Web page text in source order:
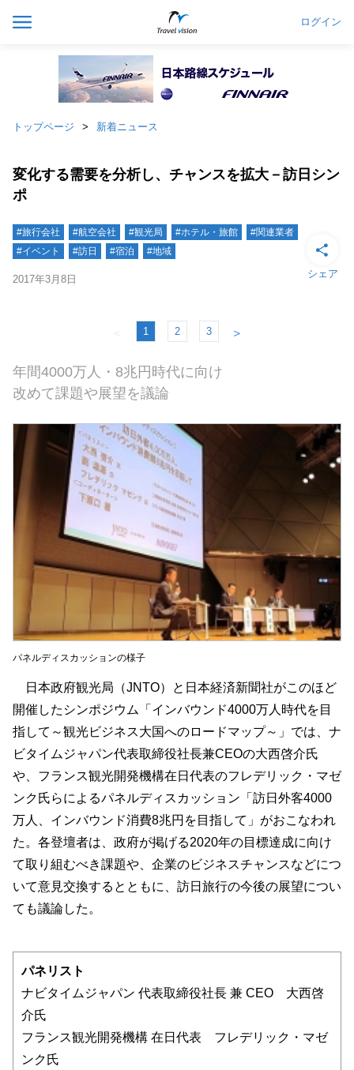
ログイン
トップページ 新着ニュース
変化する需要を分析し、チャンスを拡大－訪日シン
ポ
#旅行会社 #航空会社 #観光局 #ホテル・旅館
#関連業者
#イベント
#訪日 #宿泊 #地域
2017年3月8日 シェア
＜ 1 2 3 ＞
年間4000万人・8兆円時代に向け
改めて課題や展望を議論
パネルディスカッションの様子
日本政府観光局（JNTO）と日本経済新聞社がこのほど
開催したシンポジウム「インバウンド4000万人時代を目
指して～観光ビジネス大国へのロードマップ～」では、ナ
ビタイムジャパン代表取締役社長兼CEOの大西啓介氏
や、フランス観光開発機構在日代表のフレデリック・マゼ
ンク氏らによるパネルディスカッション「訪日外客4000
万人、インバウンド消費8兆円を目指して」がおこなわれ
た。各登壇者は、政府が掲げる2020年の目標達成に向け
て取り組むべき課題や、企業のビジネスチャンスなどにつ
いて意見交換するとともに、訪日旅行の今後の展望につい
ても議論した。
パネリスト
ナビタイムジャパン 代表取締役社長 兼 CEO 大西啓
介氏
フランス観光開発機構 在日代表 フレデリック・マゼ
ンク氏